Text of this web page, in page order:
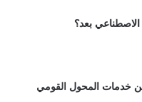
الاصطناعي بعد؟
خدمات المحول القومي